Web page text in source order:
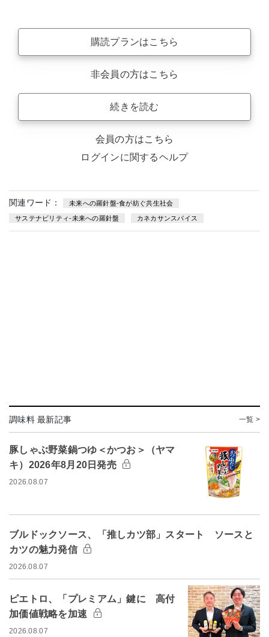
購読プランはこちら
非会員の方はこちら
続きを読む
会員の方はこちら
ログインに関するヘルプ
関連ワード： 未来への羅針盤-食が紡ぐ共生社会
サステナビリティ-未来への羅針盤 カネカサンスパイス
調味料 最新記事 一覧 >
豚しゃぶ野菜鍋つゆ＜かつお＞（ヤマ
キ）2026年8月20日発売
2026.08.07
ブルドックソース、「推しカツ部」スタート ソースと
カツの魅力発信
2026.08.07
ピエトロ、「プレミアム」鍵に 高付
加価値戦略を加速
2026.08.07